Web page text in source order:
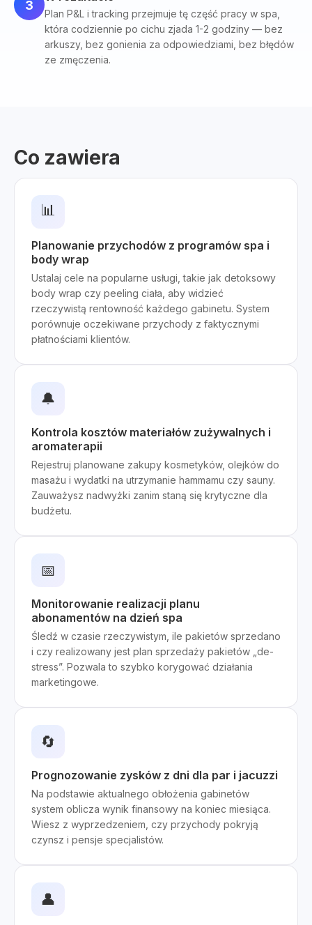
3
Plan P&L i tracking przejmuje tę część pracy w spa,
która codziennie po cichu zjada 1-2 godziny — bez
arkuszy, bez gonienia za odpowiedziami, bez błędów
ze zmęczenia.
Co zawiera
📊
Planowanie przychodów z programów spa i
body wrap
Ustalaj cele na popularne usługi, takie jak detoksowy
body wrap czy peeling ciała, aby widzieć
rzeczywistą rentowność każdego gabinetu. System
porównuje oczekiwane przychody z faktycznymi
płatnościami klientów.
🔔
Kontrola kosztów materiałów zużywalnych i
aromaterapii
Rejestruj planowane zakupy kosmetyków, olejków do
masażu i wydatki na utrzymanie hammamu czy sauny.
Zauważysz nadwyżki zanim staną się krytyczne dla
budżetu.
📅
Monitorowanie realizacji planu
abonamentów na dzień spa
Śledź w czasie rzeczywistym, ile pakietów sprzedano
i czy realizowany jest plan sprzedaży pakietów „de-
stress”. Pozwala to szybko korygować działania
marketingowe.
🔄
Prognozowanie zysków z dni dla par i jacuzzi
Na podstawie aktualnego obłożenia gabinetów
system oblicza wynik finansowy na koniec miesiąca.
Wiesz z wyprzedzeniem, czy przychody pokryją
czynsz i pensje specjalistów.
👤